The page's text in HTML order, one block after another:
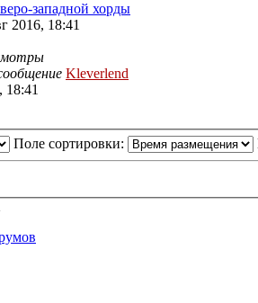
западной хорды
2016, 18:41
Kleverlend
18:41
Поле сортировки: